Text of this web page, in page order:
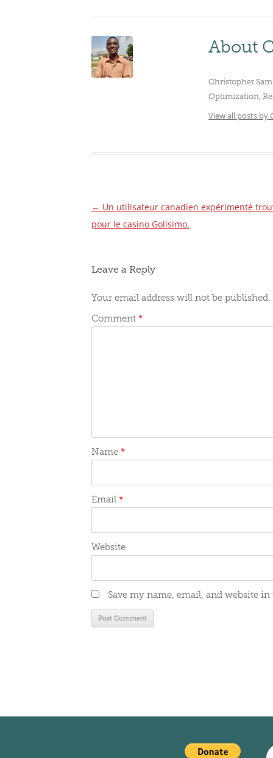
About
Christopher
Optimization,
View all posts by
Post
← Un utilisateur canadien expérimenté
pour le casino Golisimo.
Leave a Reply
Your email address will not be published.
Comment *
Name *
Email *
Website
Save my name, email, and website